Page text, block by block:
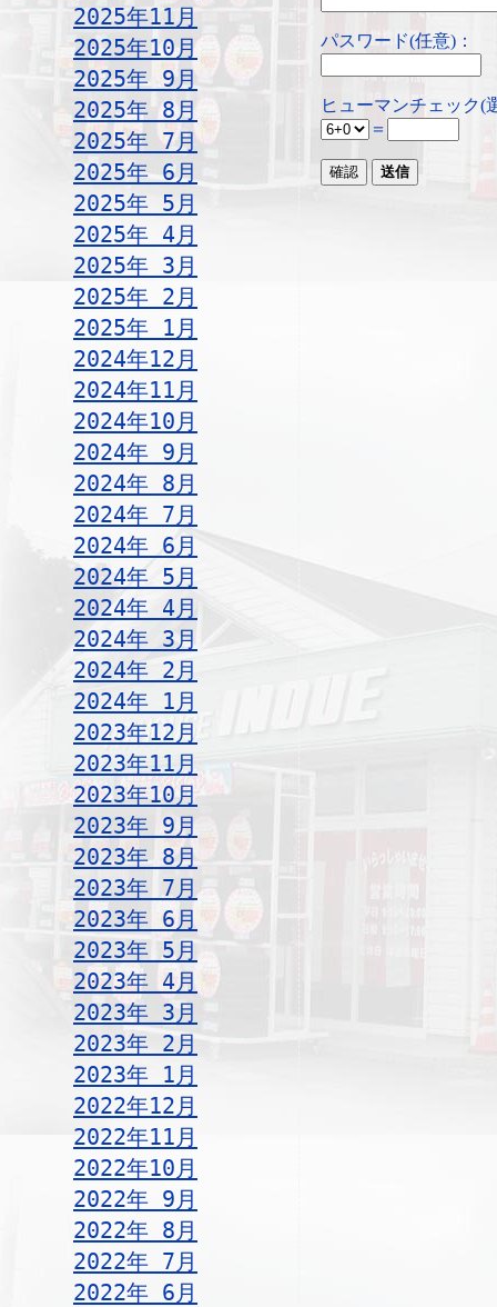
2025年11月
2025年10月
2025年 9月
2025年 8月
2025年 7月
2025年 6月
2025年 5月
2025年 4月
2025年 3月
2025年 2月
2025年 1月
2024年12月
2024年11月
2024年10月
2024年 9月
2024年 8月
2024年 7月
2024年 6月
2024年 5月
2024年 4月
2024年 3月
2024年 2月
2024年 1月
2023年12月
2023年11月
2023年10月
2023年 9月
2023年 8月
2023年 7月
2023年 6月
2023年 5月
2023年 4月
2023年 3月
2023年 2月
2023年 1月
2022年12月
2022年11月
2022年10月
2022年 9月
2022年 8月
2022年 7月
2022年 6月
パスワード(任意)：
ヒューマンチェック(
＝